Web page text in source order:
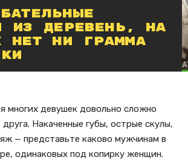
из деревень, на
нет ни грамма
многих девушек довольно сложно
Накаченные губы, острые скулы,
— представьте каково мужчинам в
одинаковых под копирку женщин.